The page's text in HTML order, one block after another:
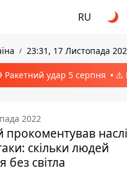
RU
23:31, 17 Листопада
Ракетний удар 5 серпня ⚠️
2022
прокоментував
скільки людей
світла